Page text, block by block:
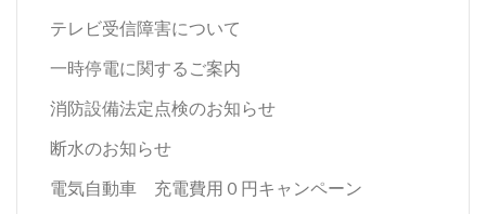
テレビ受信障害について
一時停電に関するご案内
消防設備法定点検のお知らせ
断水のお知らせ
電気自動車 充電費用０円キャンペーン